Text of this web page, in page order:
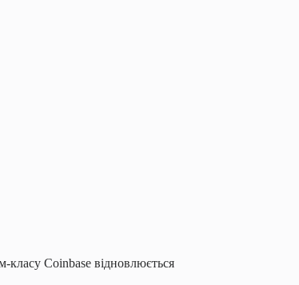
класу Coinbase відновлюється